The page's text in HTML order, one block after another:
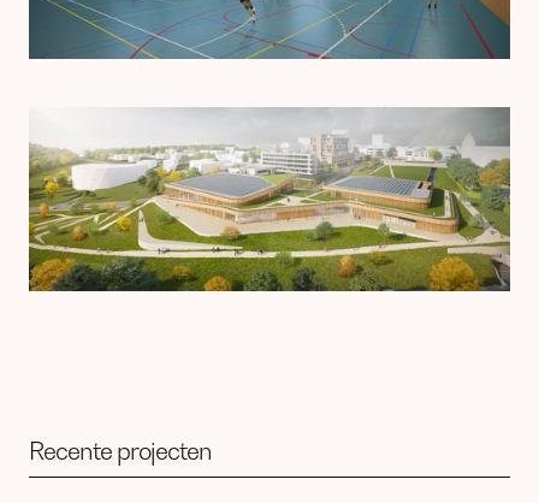
Recente projecten